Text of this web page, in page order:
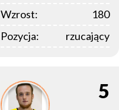
Wzrost:
180
Pozycja:
rzucający
5